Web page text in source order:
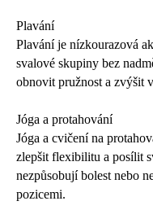
Plavání
Plavání je nízkourazová
svalové skupiny bez
obnovit pružnost a zvýšit
Jóga a protahování
Jóga a cvičení na
zlepšit flexibilitu a posílit
nezpůsobují bolest nebo
pozicemi.